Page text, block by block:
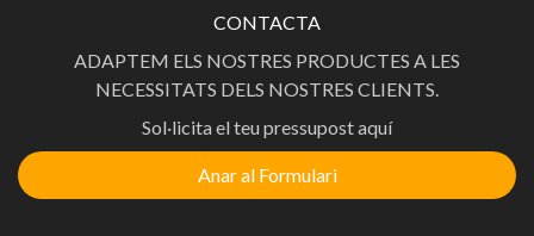
CONTACTA
ADAPTEM ELS NOSTRES PRODUCTES A LES
NECESSITATS DELS NOSTRES CLIENTS.
Sol·licita el teu pressupost aquí
Anar al Formulari